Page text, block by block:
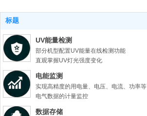
标题
UV能量检测
部分机型配置UV能量在线检测功能
直观掌握UV灯光强度变化
电能监测
实现高精度的用电量、电压、电流、功率等
电气数据的计量监控
数据存储